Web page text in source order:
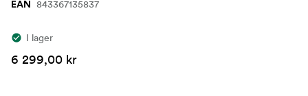
EAN 843367135837
I lager
6 299,00 kr